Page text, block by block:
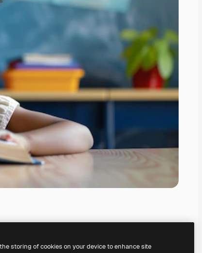
storing of cookies on your device to enhance site